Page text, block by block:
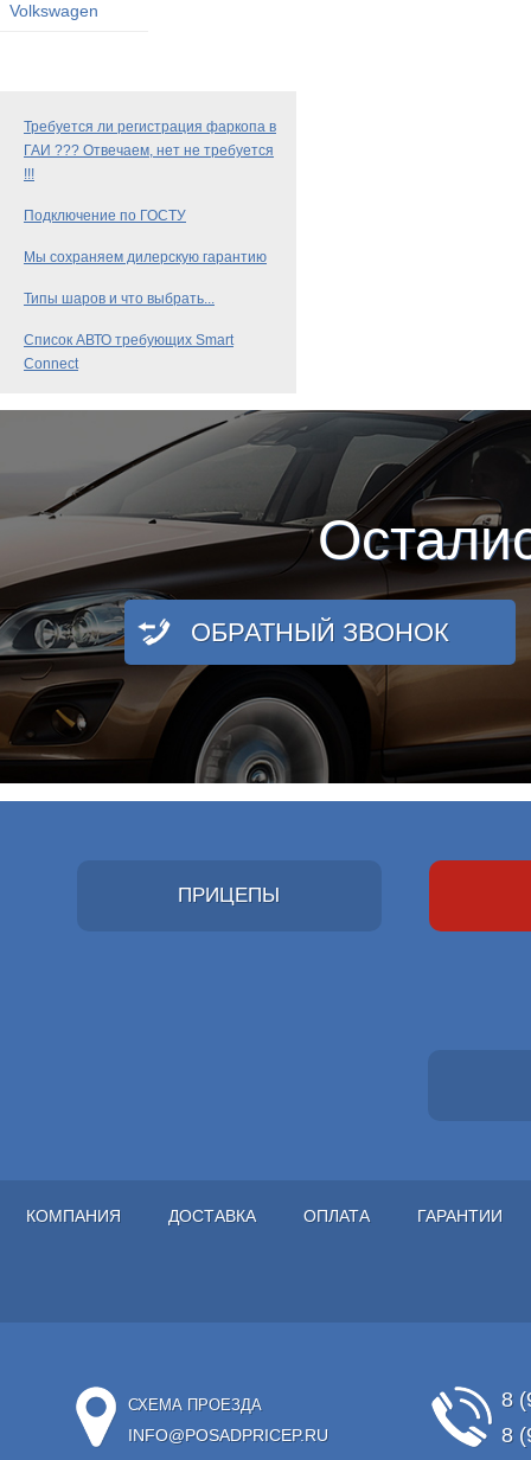
Volkswagen
Требуется ли регистрация фаркопа в
ГАИ ??? Отвечаем, нет не требуется
!!!
Подключение по ГОСТУ
Мы сохраняем дилерскую гарантию
Типы шаров и что выбрать...
Список АВТО требующих Smart
Connect
ОБРАТНЫЙ ЗВОНОК
ПРИЦЕПЫ
КОМПАНИЯ ДОСТАВКА ОПЛАТА ГАРАНТИИ
СХЕМА ПРОЕЗДА
INFO@POSADPRICEP.RU
8
8